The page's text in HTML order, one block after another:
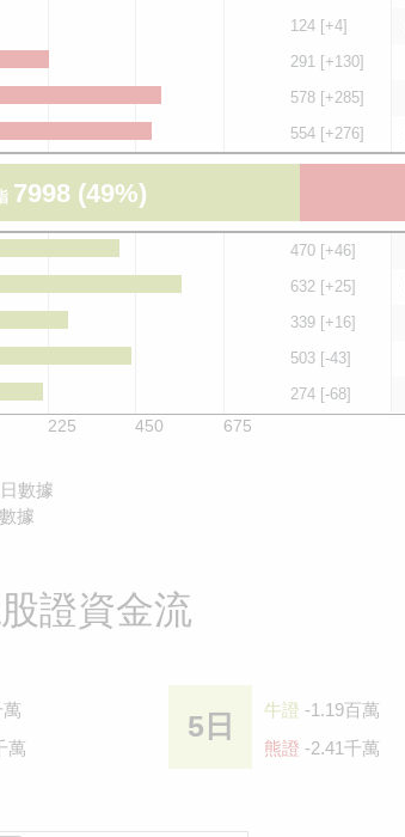
124 [+4]
291 [+130]
578 [+285]
554 [+276]
7998 (49%)
470 [+46]
632 [+25]
339 [+16]
503 [-43]
274 [-68]
225 450 675
數據
據
證資金流
萬
5日 牛證 -1.19百萬
熊證 -2.41千萬